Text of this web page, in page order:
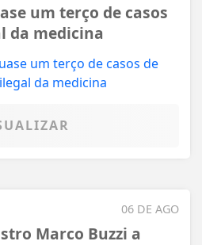
um terço de casos
da medicina
06 DE AGO
Marco Buzzi a